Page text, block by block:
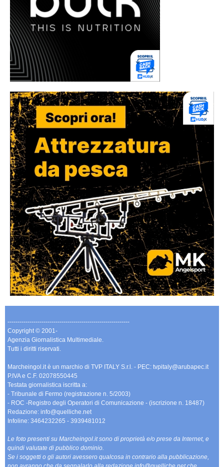
-------------------------------------------------------------
Copyright © 2001-
Agenzia Giornalistica Multimediale.
Tutti i diritti riservati.
Marcheingol.it è un marchio di TVP ITALY S.r.l. - PEC: tvpitaly@arubapec.it
P.IVA e C.F. 02078550445
Testata giornalistica iscritta a:
- Tribunale di Fermo (registrazione n. 5/2003)
- ROC -Registro degli Operatori di Comunicazione - (iscrizione n. 18487)
Redazione: info@quelliche.net
Infoline: 3464232265 - 3939481012
Le foto presenti su Marcheingol.it sono di proprietà e/o prese da Internet, e
quindi valutate di pubblico dominio.
Se i soggetti o gli autori avessero qualcosa in contrario alla pubblicazione,